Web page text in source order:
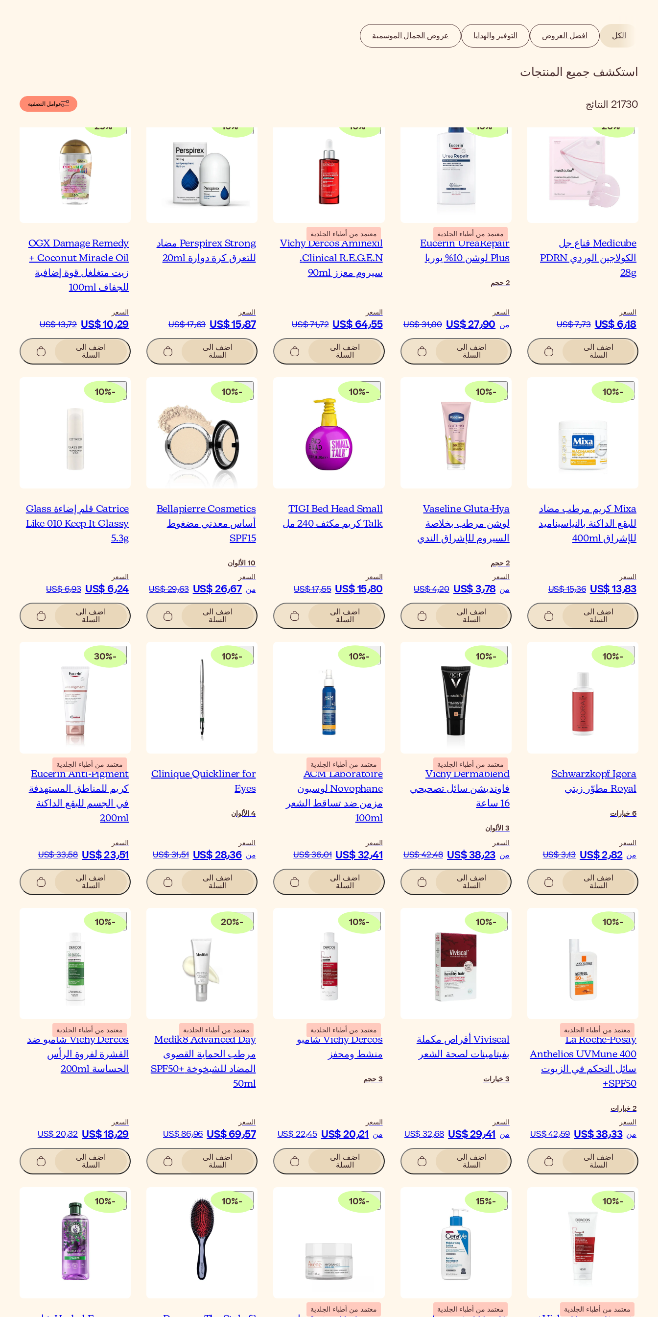
الكل افضل العروض التوفير والهدايا عروض الجمال الموسمية
استكشف جميع المنتجات
21730 النتائج عوامل التصفية
-
20%
Medicube قناع جل
الكولاجين الوردي PDRN
28g
السعر
US$ 6٫18 US$ 7٫73
اضف الى
السلة
-
10%
معتمد من أطباء الجلدية
Eucerin UreaRepair
Plus لوشن 10% يوريا
2حجم
السعر
من US$ 27٫90 US$ 31٫00
اضف الى
السلة
-
10%
معتمد من أطباء الجلدية
Vichy Dercos Aminexil
Clinical R.E.G.E.N.
سيروم معزز 90ml
السعر
US$ 64٫55 US$ 71٫72
اضف الى
السلة
-
10%
Perspirex Strong مضاد
للتعرق كرة دوارة 20ml
السعر
US$ 15٫87 US$ 17٫63
اضف الى
السلة
-
25%
OGX Damage Remedy
+ Coconut Miracle Oil
زيت متغلغل قوة إضافية
للجفاف 100ml
السعر
US$ 10٫29 US$ 13٫72
اضف الى
السلة
-
10%
Mixa كريم مرطب مضاد
للبقع الداكنة بالنياسيناميد
للإشراق 400ml
السعر
US$ 13٫83 US$ 15٫36
اضف الى
السلة
-
10%
Vaseline Gluta-Hya
لوشن مرطب بخلاصة
السيروم للإشراق الندي
2حجم
السعر
من US$ 3٫78 US$ 4٫20
اضف الى
السلة
-
10%
TIGI Bed Head Small
Talk كريم مكثف 240 مل
السعر
US$ 15٫80 US$ 17٫55
اضف الى
السلة
-
10%
Bellapierre Cosmetics
أساس معدني مضغوط
SPF15
10الألوان
السعر
من US$ 26٫67 US$ 29٫63
اضف الى
السلة
-
10%
Catrice قلم إضاءة Glass
Like 010 Keep It Glassy
5.3g
السعر
US$ 6٫24 US$ 6٫93
اضف الى
السلة
-
10%
Schwarzkopf Igora
Royal مطوّر زيتي
6خيارات
السعر
من US$ 2٫82 US$ 3٫13
اضف الى
السلة
-
10%
معتمد من أطباء الجلدية
Vichy Dermablend
فاونديشن سائل تصحيحي
16 ساعة
3الألوان
السعر
من US$ 38٫23 US$ 42٫48
اضف الى
السلة
-
10%
معتمد من أطباء الجلدية
ACM Laboratoire
Novophane لوسيون
مزمن ضد تساقط الشعر
100ml
السعر
US$ 32٫41 US$ 36٫01
اضف الى
السلة
-
10%
Clinique Quickliner for
Eyes
4 الألوان
السعر
من US$ 28٫36 US$ 31٫51
اضف الى
السلة
-
30%
معتمد من أطباء الجلدية
Eucerin Anti-Pigment
كريم للمناطق المستهدفة
في الجسم للبقع الداكنة
200ml
السعر
US$ 23٫51 US$ 33٫58
اضف الى
السلة
-
10%
معتمد من أطباء الجلدية
La Roche-Posay
Anthelios UVMune 400
سائل التحكم في الزيوت
SPF50+
2خيارات
السعر
من US$ 38٫33 US$ 42٫59
اضف الى
السلة
-
10%
Viviscal أقراص مكملة
بفيتامينات لصحة الشعر
3خيارات
السعر
من US$ 29٫41 US$ 32٫68
اضف الى
السلة
-
10%
معتمد من أطباء الجلدية
Vichy Dercos شامبو
منشط ومحفز
3 حجم
السعر
من US$ 20٫21 US$ 22٫45
اضف الى
السلة
-
20%
معتمد من أطباء الجلدية
Medik8 Advanced Day
مرطب الحماية القصوى
المضاد للشيخوخة SPF50+
50ml
السعر
US$ 69٫57 US$ 86٫96
اضف الى
السلة
-
10%
معتمد من أطباء الجلدية
Vichy Dercos شامبو ضد
القشرة لفروة الرأس
الحساسة 200ml
السعر
US$ 18٫29 US$ 20٫32
اضف الى
السلة
-
10%
معتمد من أطباء الجلدية
-
15%
معتمد من أطباء الجلدية
-
10%
معتمد من أطباء الجلدية
-
10%
-
10%